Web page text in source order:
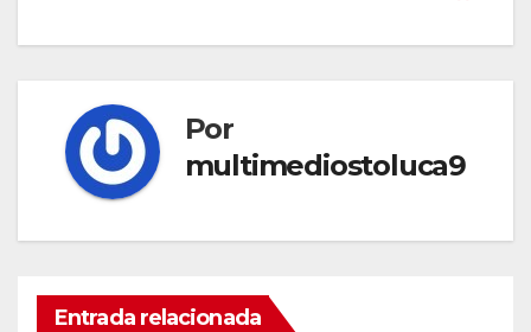
Por
multimediostoluca9
Entrada relacionada